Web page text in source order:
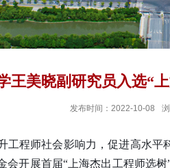
王美晓副研究员入选“
发布时间：2022-10-08
工程师社会影响力，促进高水
开展首届“上海杰出工程师选